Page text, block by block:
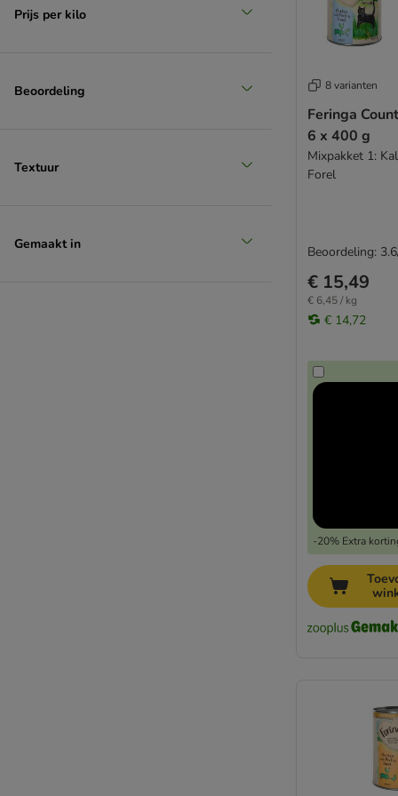
Biologisch voer
Sensitive voer
Maine Coon / Grote katten
Prijs per kilo
Beoordeling
Textuur
Gemaakt in
8 varianten
Feringa
6 x 400 g
Mixpakket 1:
Forel
€ 15,49
€ 6,45 / kg
€ 14,72
-20% Extra
Beoordeling: